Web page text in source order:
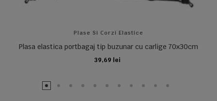
Plase Si Corzi Elastice
Plasa elastica portbagaj tip buzunar cu carlige 70x30cm
39,69 lei
ADAUGA IN COS